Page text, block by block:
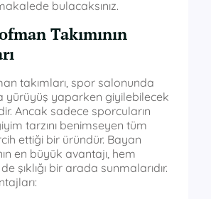
bulacaksınız.
Takımının
takımları, spor salonunda
yürüyüş yaparken giyilebilecek
Ancak sadece sporcuların
tarzını benimseyen tüm
ettiği bir üründür. Bayan
en büyük avantajı, hem
şıklığı bir arada sunmalarıdır.